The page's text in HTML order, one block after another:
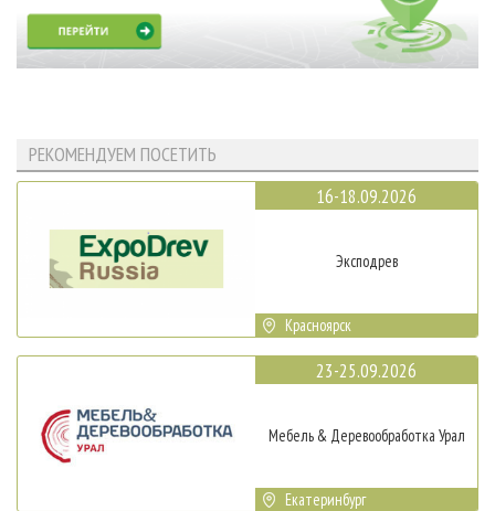
РЕКОМЕНДУЕМ ПОСЕТИТЬ
16-18.09.2026
Эксподрев
Красноярск
23-25.09.2026
Мебель & Деревообработка Урал
Екатеринбург